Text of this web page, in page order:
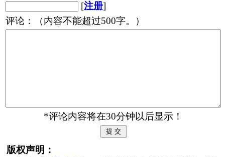
[注册]
评论：（内容不能超过500字。）
*评论内容将在30分钟以后显示！
版权声明：